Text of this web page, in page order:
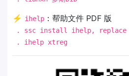
⚡ ihelp ：帮助文件 PDF 版
. ssc install ihelp, replace
. ihelp xtreg